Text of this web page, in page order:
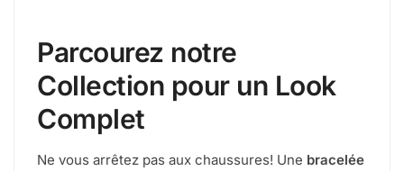
Parcourez notre
Collection pour un Look
Complet
Ne vous arrêtez pas aux chaussures! Une bracelée